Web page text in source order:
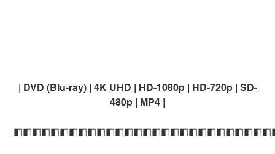
| DVD (Blu-ray) | 4K UHD | HD-1080p | HD-720p | SD-
480p | MP4 |